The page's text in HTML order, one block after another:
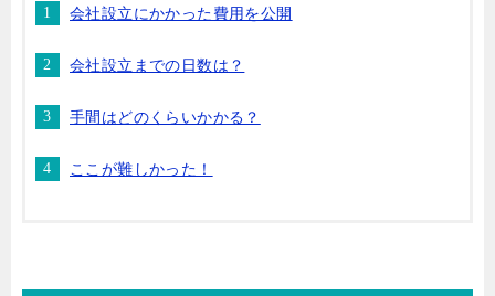
会社設立にかかった費用を公開
会社設立までの日数は？
手間はどのくらいかかる？
ここが難しかった！